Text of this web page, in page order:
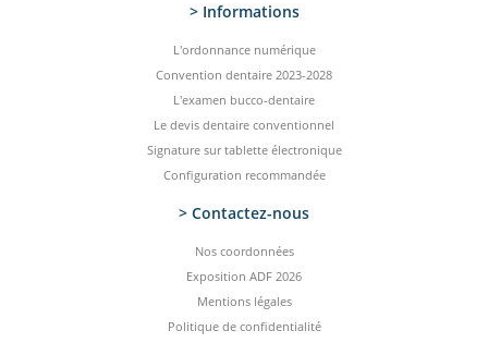
> Informations
L'ordonnance numérique
Convention dentaire 2023-2028
L'examen bucco-dentaire
Le devis dentaire conventionnel
Signature sur tablette électronique
Configuration recommandée
> Contactez-­nous
Nos coordonnées
Exposition ADF 2026
Mentions légales
Politique de confidentialité